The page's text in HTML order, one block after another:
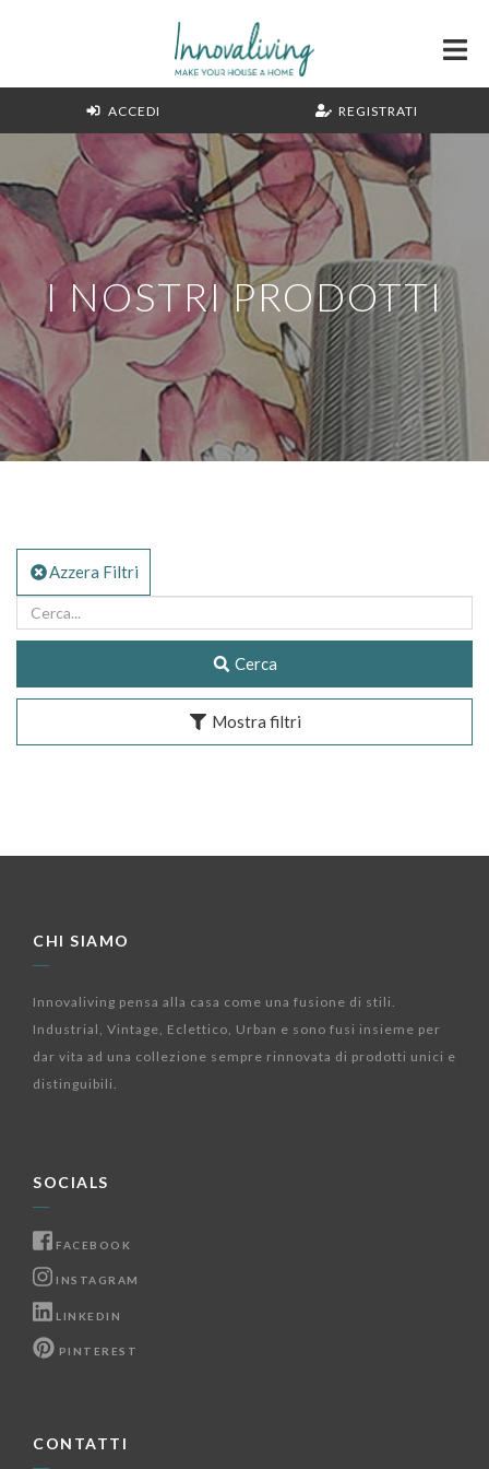
ACCEDI REGISTRATI
I NOSTRI PRODOTTI
Azzera Filtri
Cerca
Mostra filtri
CHI SIAMO
Innovaliving pensa alla casa come una fusione di stili.
Industrial, Vintage, Eclettico, Urban e sono fusi insieme per
dar vita ad una collezione sempre rinnovata di prodotti unici e
distinguibili.
SOCIALS
FACEBOOK
INSTAGRAM
LINKEDIN
PINTEREST
CONTATTI